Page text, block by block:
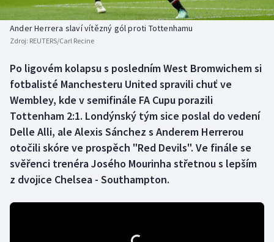
Biatlon
Boby a skeleton
Box
Curling
Florbal
Futsal
Aplikace ČT sport
AZ kvíz
Ander Herrera slaví vítězný gól proti Tottenhamu
Zdroj: REUTERS/Carl Recine
Po ligovém kolapsu s posledním West Bromwichem si
fotbalisté Manchesteru United spravili chuť ve
Wembley, kde v semifinále FA Cupu porazili
Tottenham 2:1. Londýnský tým sice poslal do vedení
Delle Alli, ale Alexis Sánchez s Anderem Herrerou
otočili skóre ve prospěch "Red Devils". Ve finále se
svěřenci trenéra Josého Mourinha střetnou s lepším
z dvojice Chelsea - Southampton.